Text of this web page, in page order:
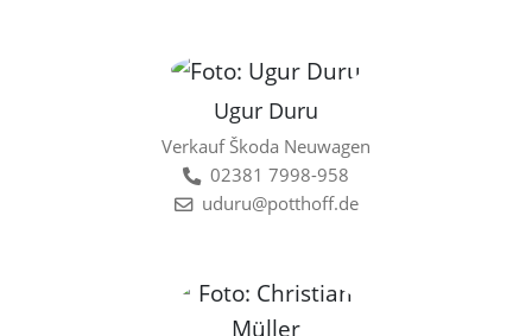
Ugur Duru
Verkauf Škoda Neuwagen
02381 7998-958
uduru@potthoff.de